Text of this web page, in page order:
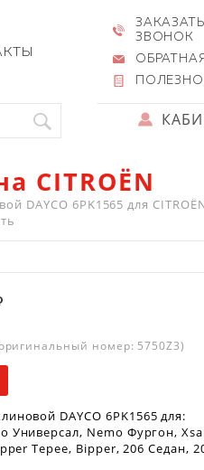
ЗАКАЗАТЬ
ЗВОНОК
CITROËN
DAYCO 6PK1565 для
номер: 5750Z3)
DAYCO 6PK1565 для:
Универсал, Nemo Фургон,
Tepee, Bipper, 206 Седан,